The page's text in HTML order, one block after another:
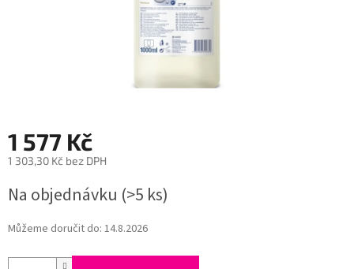
1 577 Kč
1 303,30 Kč bez DPH
cena:
Na objednávku (>5 ks)
Můžeme doručit do: 14.8.2026